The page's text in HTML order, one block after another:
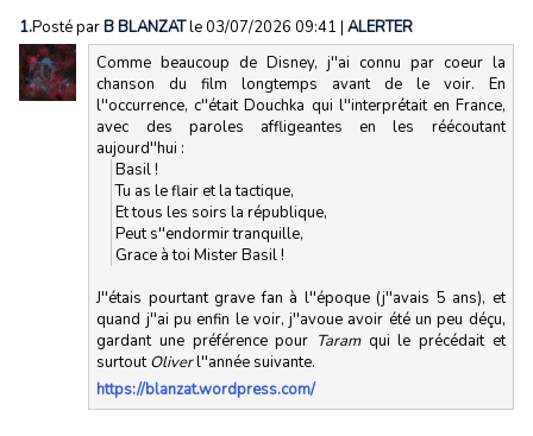
1.Posté parB BLANZATle 03/07/2026 09:41 | ALERTER
Comme beaucoup de Disney, j''ai connu par coeur la
chanson du film longtemps avant de le voir. En
l''occurrence, c''était Douchka qui l''interprétait en France,
avec des paroles affligeantes en les réécoutant
aujourd''hui :
Basil !
Tu as le flair et la tactique,
Et tous les soirs la république,
Peut s''endormir tranquille,
Grace à toi Mister Basil !
J''étais pourtant grave fan à l''époque (j''avais 5 ans), et
quand j''ai pu enfin le voir, j''avoue avoir été un peu déçu,
gardant une préférence pour Taram qui le précédait et
surtoutOliverl''année suivante.
https://blanzat.wordpress.com/